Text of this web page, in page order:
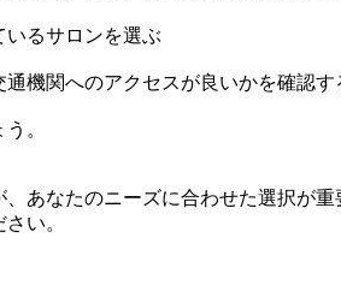
るサロンを選ぶ
機関へのアクセスが良いかを確認す
。
あなたのニーズに合わせた選択が重
い。